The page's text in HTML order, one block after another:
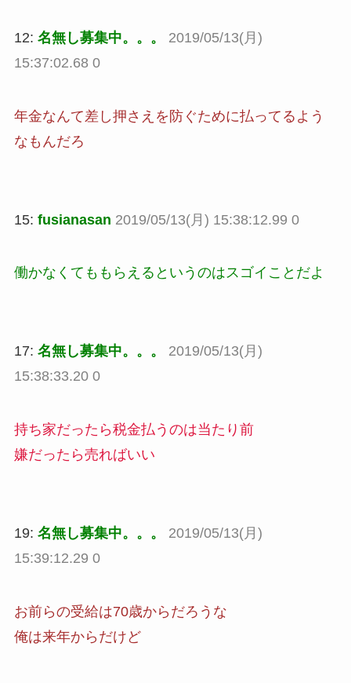
12: 名無し募集中。。。
2019/05/13(月)
15:37:02.68 0
年金なんて差し押さえを防ぐために払ってるよう
なもんだろ
15: fusianasan 2019/05/13(月) 15:38:12.99 0
働かなくてももらえるというのはスゴイことだよ
17: 名無し募集中。。。
2019/05/13(月)
15:38:33.20 0
持ち家だったら税金払うのは当たり前
嫌だったら売ればいい
19: 名無し募集中。。。
2019/05/13(月)
15:39:12.29 0
お前らの受給は70歳からだろうな
俺は来年からだけど